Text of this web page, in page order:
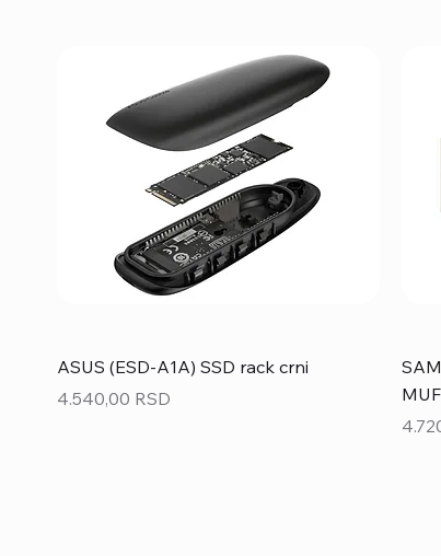
ASUS (ESD-A1A) SSD rack crni
Price
4.540,00 RSD
Price